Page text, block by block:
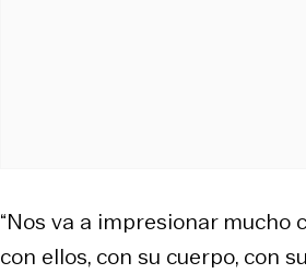
“Nos va a impresionar mucho
con ellos, con su cuerpo, con